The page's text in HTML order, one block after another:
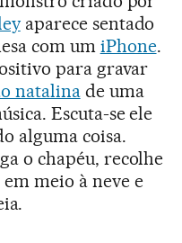
aparece sentado
com um iPhone.
para gravar
natalinade uma
Escuta-se ele
alguma coisa.
o chapéu, recolhe
meio à neve e